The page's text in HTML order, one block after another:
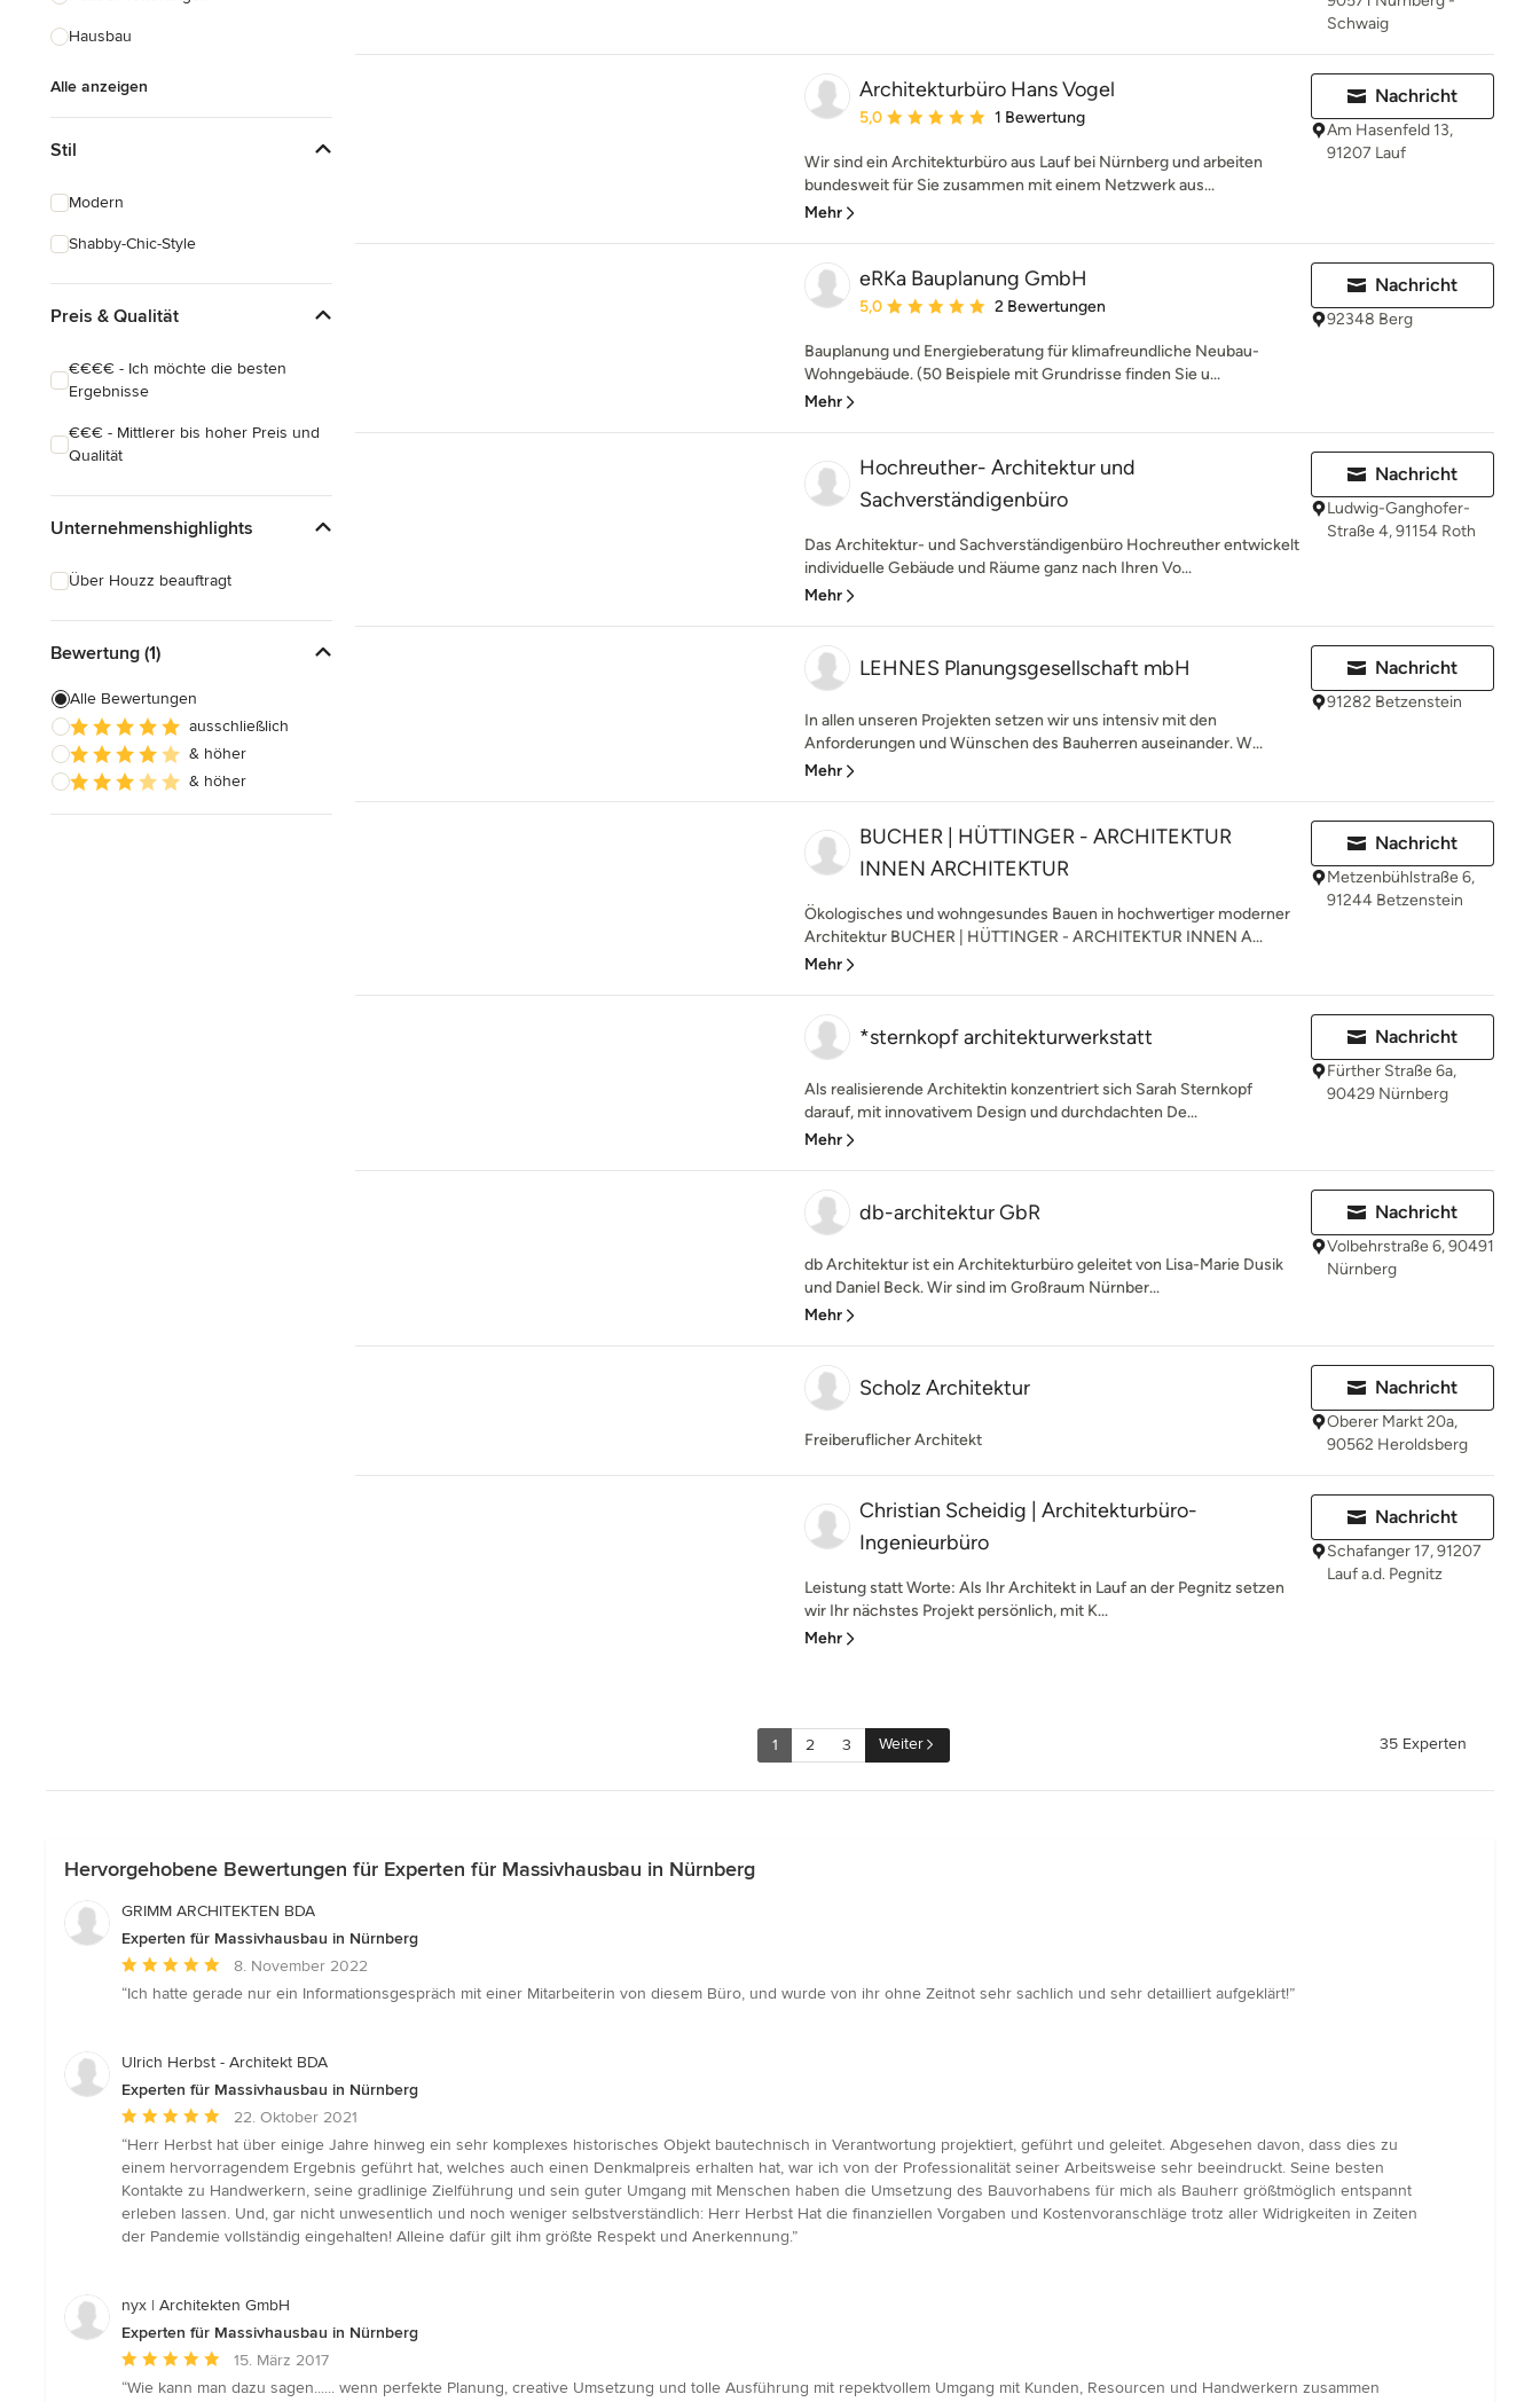
Hausbau
Alle anzeigen
Stil
Modern
Shabby-Chic-Style
Preis & Qualität
€€€€ - Ich möchte die besten
Ergebnisse
€€€ - Mittlerer bis hoher Preis und
Qualität
Unternehmenshighlights
Über Houzz beauftragt
Bewertung (1)
Alle Bewertungen
ausschließlich
& höher
& höher
Schwaig
Architekturbüro Hans Vogel
Durchschnittliche Bewertung: 5 von 5 Sternen
5,0 1 Bewertung
Wir sind ein Architekturbüro aus Lauf bei Nürnberg und arbeiten
bundesweit für Sie zusammen mit einem Netzwerk aus...
Mehr
Nachricht
Am Hasenfeld 13,
91207 Lauf
eRKa Bauplanung GmbH
Durchschnittliche Bewertung: 5 von 5 Sternen
5,0 2 Bewertungen
Bauplanung und Energieberatung für klimafreundliche Neubau-
Wohngebäude. (50 Beispiele mit Grundrisse finden Sie u...
Mehr
Nachricht
92348 Berg
Hochreuther- Architektur und
Sachverständigenbüro
Das Architektur- und Sachverständigenbüro Hochreuther entwickelt
individuelle Gebäude und Räume ganz nach Ihren Vo...
Mehr
Nachricht
Ludwig-Ganghofer-
Straße 4, 91154 Roth
LEHNES Planungsgesellschaft mbH
In allen unseren Projekten setzen wir uns intensiv mit den
Anforderungen und Wünschen des Bauherren auseinander. W...
Mehr
Nachricht
91282 Betzenstein
BUCHER | HÜTTINGER - ARCHITEKTUR
INNEN ARCHITEKTUR
Ökologisches und wohngesundes Bauen in hochwertiger moderner
Architektur BUCHER | HÜTTINGER - ARCHITEKTUR INNEN A...
Mehr
Nachricht
Metzenbühlstraße 6,
91244 Betzenstein
*sternkopf architekturwerkstatt
Als realisierende Architektin konzentriert sich Sarah Sternkopf
darauf, mit innovativem Design und durchdachten De...
Mehr
Nachricht
Fürther Straße 6a,
90429 Nürnberg
db-architektur GbR
db Architektur ist ein Architekturbüro geleitet von Lisa-Marie Dusik
und Daniel Beck. Wir sind im Großraum Nürnber...
Mehr
Nachricht
Volbehrstraße 6, 90491
Nürnberg
Scholz Architektur
Freiberuflicher Architekt
Nachricht
Oberer Markt 20a,
90562 Heroldsberg
Christian Scheidig | Architekturbüro-
Ingenieurbüro
Leistung statt Worte: Als Ihr Architekt in Lauf an der Pegnitz setzen
wir Ihr nächstes Projekt persönlich, mit K...
Mehr
Nachricht
Schafanger 17, 91207
Lauf a.d. Pegnitz
1 2 3 Weiter 35 Experten
Hervorgehobene Bewertungen für Experten für Massivhausbau in Nürnberg
GRIMM ARCHITEKTEN BDA
Experten für Massivhausbau in Nürnberg
Durchschnittliche
Bewertung:
5
8. November 2022
“Ich hatte gerade nur ein Informationsgespräch mit einer Mitarbeiterin von diesem Büro, und wurde von ihr ohne Zeitnot sehr sachlich und sehr detailliert aufgeklärt!”
Ulrich Herbst - Architekt BDA
Experten für Massivhausbau in Nürnberg
Durchschnittliche
Bewertung:
5
von
5
Sternen
22. Oktober 2021
“Herr Herbst hat über einige Jahre hinweg ein sehr komplexes historisches Objekt bautechnisch in Verantwortung projektiert, geführt und geleitet. Abgesehen davon, dass dies zu
einem hervorragendem Ergebnis geführt hat, welches auch einen Denkmalpreis erhalten hat, war ich von der Professionalität seiner Arbeitsweise sehr beeindruckt. Seine besten
Kontakte zu Handwerkern, seine gradlinige Zielführung und sein guter Umgang mit Menschen haben die Umsetzung des Bauvorhabens für mich als Bauherr größtmöglich entspannt
erleben lassen. Und, gar nicht unwesentlich und noch weniger selbstverständlich: Herr Herbst Hat die finanziellen Vorgaben und Kostenvoranschläge trotz aller Widrigkeiten in Zeiten
der Pandemie vollständig eingehalten! Alleine dafür gilt ihm größte Respekt und Anerkennung.”
nyx | Architekten GmbH
Experten für Massivhausbau in Nürnberg
Durchschnittliche
Bewertung:
15. März 2017
“Wie kann man dazu sagen...... wenn perfekte Planung, creative Umsetzung und tolle Ausführung mit repektvollem Umgang mit Kunden, Resourcen und Handwerkern zusammen